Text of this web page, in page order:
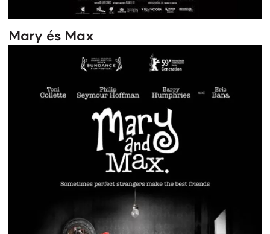
Mary és Max